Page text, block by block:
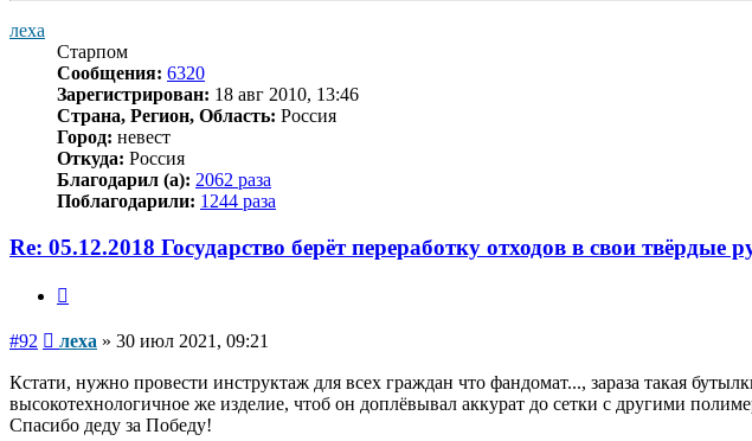
леха
Старпом
Сообщения: 6320
Зарегистрирован: 18 авг 2010, 13:46
Страна, Регион, Область: Россия
Город: невест
Откуда: Россия
Благодарил (а): 2062 раза
Поблагодарили: 1244 раза
Re: 05.12.2018 Государство берёт переработку отходов в свои твёрдые
#92 Сообщение
леха » 30 июл 2021, 09:21
Кстати, нужно провести инструктаж для всех граждан что фандомат..., зараза такая
высокотехнологичное же изделие, чтоб он доплёвывал аккурат до сетки с другими
Спасибо деду за Победу!